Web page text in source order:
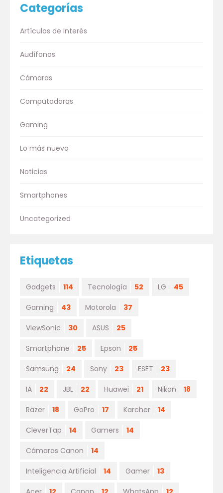
Categorías
Artículos de Interés
Audífonos
Cámaras
Computadoras
Gaming
Lo más nuevo
Noticias
Smartphones
Uncategorized
Etiquetas
Gadgets 114 Tecnología 52 LG 45
Gaming 43 Motorola 37
ViewSonic 30 ASUS 25
Smartphone 25 Epson 25
Samsung 24 Sony 23 ESET 23
IA 22 JBL 22 Huawei 21 Nikon 18
Razer 18 GoPro 17 Karcher 14
CleverTap 14 Gamers 14
Cámaras Canon 14
Inteligencia Artificial 14 Gamer 13